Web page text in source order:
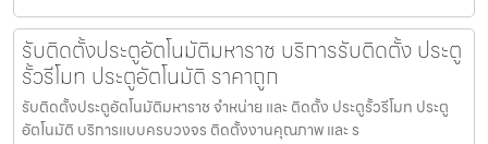
รับติดตั้งประตูอัตโนมัติมหาราช บริการรับติดตั้ง ประตู
รั้วรีโมท ประตูอัตโนมัติ ราคาถูก
รับติดตั้งประตูอัตโนมัติมหาราช จำหน่าย และ ติดตั้ง ประตูรั้วรีโมท ประตู
อัตโนมัติ บริการแบบครบวงจร ติดตั้งงานคุณภาพ และ ร